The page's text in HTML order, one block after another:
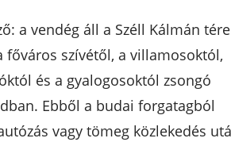
a vendég áll a Széll Kálmán
főváros szívétől, a villamosoktól,
és a gyalogosoktól zsongó
Ebből a budai forgatagból
vagy tömeg közlekedés